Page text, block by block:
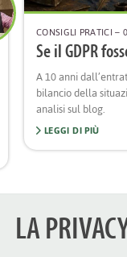
CONSIGLI PRATICI–
Se il GDPR
A 10 anni
bilancio della
analisi sul blog.
LEGGI DI PIÙ
LA